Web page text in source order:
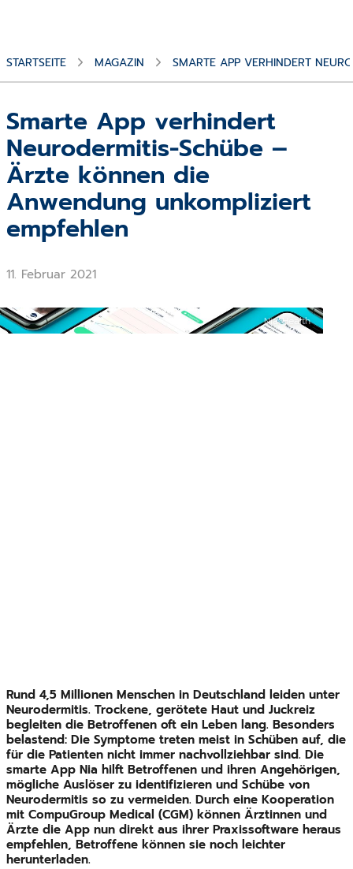
STARTSEITE MAGAZIN SMARTE APP VERHINDERT
Smarte App verhindert
Neurodermitis-Schübe –
Ärzte können die
Anwendung unkompliziert
empfehlen
11. Februar 2021
Nia Health
Die Nia-App hilft, Neurodermitis-Schübe zu vermeiden.
Rund 4,5 Millionen Menschen in Deutschland leiden unter
Neurodermitis. Trockene, gerötete Haut und Juckreiz
begleiten die Betroffenen oft ein Leben lang. Besonders
belastend: Die Symptome treten meist in Schüben auf, die
für die Patienten nicht immer nachvollziehbar sind. Die
smarte App Nia hilft Betroffenen und ihren Angehörigen,
mögliche Auslöser zu identifizieren und Schübe von
Neurodermitis so zu vermeiden. Durch eine Kooperation
mit CompuGroup Medical (CGM) können Ärztinnen und
Ärzte die App nun direkt aus ihrer Praxissoftware heraus
empfehlen, Betroffene können sie noch leichter
herunterladen.